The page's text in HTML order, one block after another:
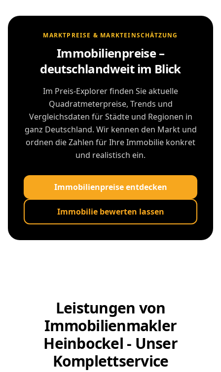
MARKTPREISE & MARKTEINSCHÄTZUNG
Immobilienpreise –
deutschlandweit im Blick
Im Preis-Explorer finden Sie aktuelle
Quadratmeterpreise, Trends und
Vergleichsdaten für Städte und Regionen in
ganz Deutschland. Wir kennen den Markt und
ordnen die Zahlen für Ihre Immobilie konkret
und realistisch ein.
Immobilienpreise entdecken
Immobilie bewerten lassen
Leistungen von
Immobilienmakler
Heinbockel - Unser
Komplettservice